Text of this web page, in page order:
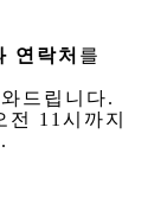
연락처 를
드립니다.
11시까지